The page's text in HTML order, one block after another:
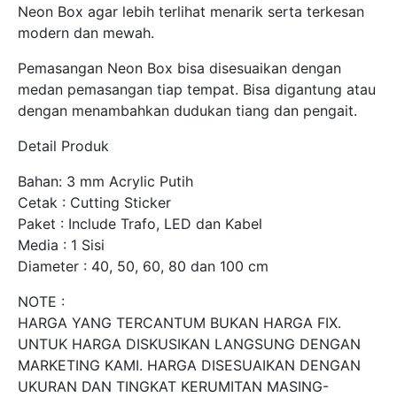
Neon Box agar lebih terlihat menarik serta terkesan
modern dan mewah.
Pemasangan Neon Box bisa disesuaikan dengan
medan pemasangan tiap tempat. Bisa digantung atau
dengan menambahkan dudukan tiang dan pengait.
Detail Produk
Bahan: 3 mm Acrylic Putih
Cetak : Cutting Sticker
Paket : Include Trafo, LED dan Kabel
Media : 1 Sisi
Diameter : 40, 50, 60, 80 dan 100 cm
NOTE :
HARGA YANG TERCANTUM BUKAN HARGA FIX.
UNTUK HARGA DISKUSIKAN LANGSUNG DENGAN
MARKETING KAMI. HARGA DISESUAIKAN DENGAN
UKURAN DAN TINGKAT KERUMITAN MASING-